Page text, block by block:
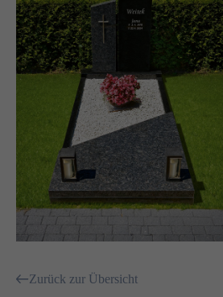
Zurück zur Übersicht